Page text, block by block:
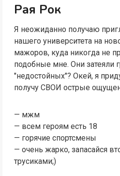
Рая Рок
Я неожиданно получаю
нашего университета на
мажоров, куда никогда не
подобные мне. Они затеяли
"недостойных"? Окей, я
получу СВОИ острые
— мжм
— всем героям есть 18
— горячие спортсмены
— очень жарко, запасайся
трусиками;)